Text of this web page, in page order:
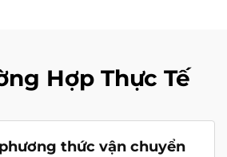
Hợp Thực Tế
thức vận chuyển